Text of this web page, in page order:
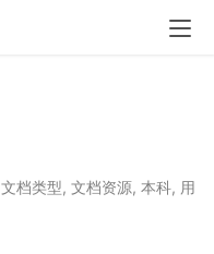
文档类型, 文档资源, 本科, 用